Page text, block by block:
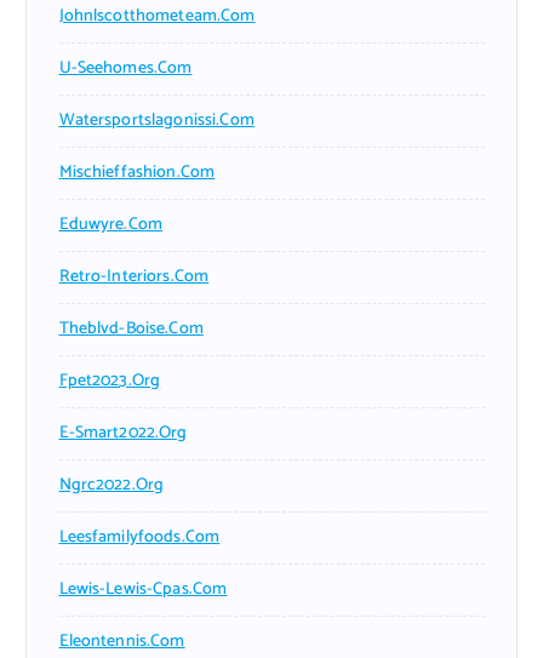
Johnlscotthometeam.com
U-Seehomes.com
Watersportslagonissi.com
Mischieffashion.com
Eduwyre.com
Retro-Interiors.com
Theblvd-Boise.com
Fpet2023.org
E-Smart2022.org
Ngrc2022.org
Leesfamilyfoods.com
Lewis-Lewis-Cpas.com
Eleontennis.com